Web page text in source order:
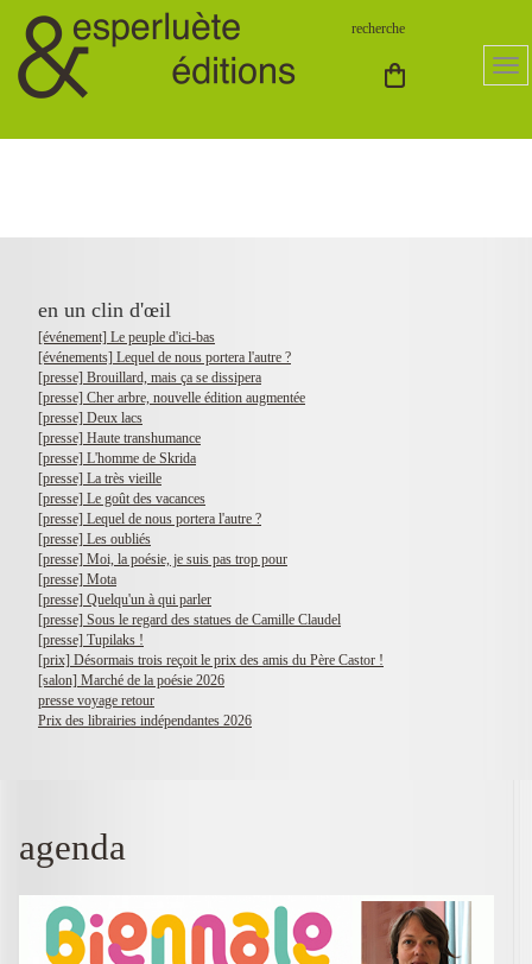
en un clin d'œil
[événement] Le peuple d'ici-bas
[événements] Lequel de nous portera l'autre ?
[presse] Brouillard, mais ça se dissipera
[presse] Cher arbre, nouvelle édition augmentée
[presse] Deux lacs
[presse] Haute transhumance
[presse] L'homme de Skrida
[presse] La très vieille
[presse] Le goût des vacances
[presse] Lequel de nous portera l'autre ?
[presse] Les oubliés
[presse] Moi, la poésie, je suis pas trop pour
[presse] Mota
[presse] Quelqu'un à qui parler
[presse] Sous le regard des statues de Camille Claudel
[presse] Tupilaks !
[prix] Désormais trois reçoit le prix des amis du Père Castor !
[salon] Marché de la poésie 2026
presse voyage retour
Prix des librairies indépendantes 2026
agenda